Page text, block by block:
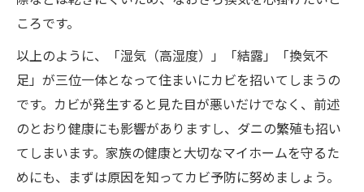
ころです。
以上のように、「湿気（高湿度）」「結露」「換気不
足」が三位一体となって住まいにカビを招いてしまうの
です。カビが発生すると見た目が悪いだけでなく、前述
のとおり健康にも影響がありますし、ダニの繁殖も招い
てしまいます。家族の健康と大切なマイホームを守るた
めにも、まずは原因を知ってカビ予防に努めましょう。